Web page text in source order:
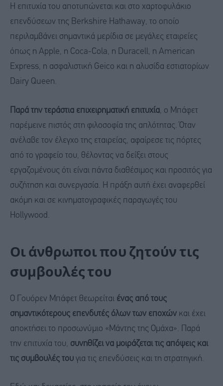
Η επιτυχία του αποτυπώνεται και στο χαρτοφυλάκιο
επενδύσεων της Berkshire Hathaway, το οποίο
περιλαμβάνει σημαντικά μερίδια σε μεγάλες εταιρείες
όπως η Apple, η Coca-Cola, η Duracell, η American
Express, η ασφαλιστική Geico και η αλυσίδα εστιατορίων
Dairy Queen.
Παρά την τεράστια επιχειρηματική επιτυχία, ο Μπάφετ
παρέμεινε πιστός στη φιλοσοφία της απλότητας. Όταν
ανέλαβε τον έλεγχο της εταιρείας, αφαίρεσε τις πόρτες
από το γραφείο του, θέλοντας να δείξει στους
εργαζομένους ότι είναι πάντα διαθέσιμος και προσιτός για
συζήτηση και συνεργασία. Η πράξη αυτή έχει αναφερθεί
ακόμη και σε κινηματογραφικές παραγωγές του
Hollywood.
Οι άνθρωποι που ζητούν τις
συμβουλές του
Ο Γουόρεν Μπάφετ θεωρείται ένας από τους
σημαντικότερους επενδυτές όλων των εποχών και έχει
αποκτήσει το προσωνύμιο «Μάντης της Ομάχα». Παρά
την επιτυχία του, συνηθίζει να μοιράζεται τις απόψεις και
τις συμβουλές του για τις επενδύσεις και τη στρατηγική.